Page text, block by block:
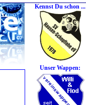
Kennst Du schon ...
Unser Wappen: